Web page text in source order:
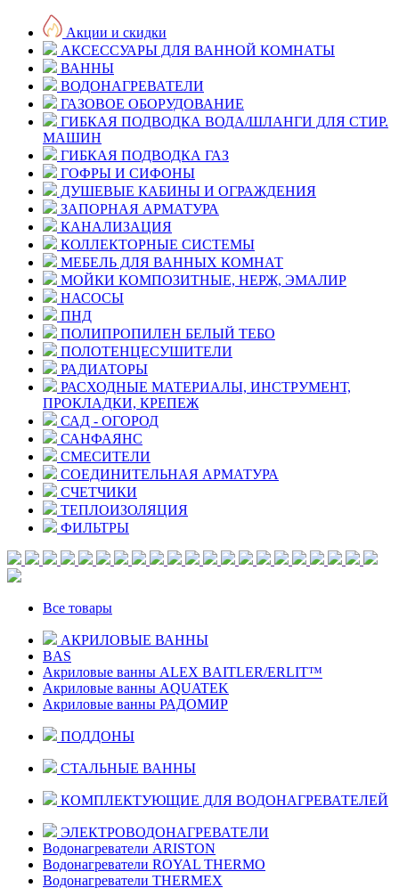
Акции и скидки
АКСЕССУАРЫ ДЛЯ ВАННОЙ КОМНАТЫ
ВАННЫ
ВОДОНАГРЕВАТЕЛИ
ГАЗОВОЕ ОБОРУДОВАНИЕ
ГИБКАЯ ПОДВОДКА ВОДА/ШЛАНГИ ДЛЯ СТИР.
МАШИН
ГИБКАЯ ПОДВОДКА ГАЗ
ГОФРЫ И СИФОНЫ
ДУШЕВЫЕ КАБИНЫ И ОГРАЖДЕНИЯ
ЗАПОРНАЯ АРМАТУРА
КАНАЛИЗАЦИЯ
КОЛЛЕКТОРНЫЕ СИСТЕМЫ
МЕБЕЛЬ ДЛЯ ВАННЫХ КОМНАТ
МОЙКИ КОМПОЗИТНЫЕ, НЕРЖ, ЭМАЛИР
НАСОСЫ
ПНД
ПОЛИПРОПИЛЕН БЕЛЫЙ ТЕБО
ПОЛОТЕНЦЕСУШИТЕЛИ
РАДИАТОРЫ
РАСХОДНЫЕ МАТЕРИАЛЫ, ИНСТРУМЕНТ,
ПРОКЛАДКИ, КРЕПЕЖ
САД - ОГОРОД
САНФАЯНС
СМЕСИТЕЛИ
СОЕДИНИТЕЛЬНАЯ АРМАТУРА
СЧЕТЧИКИ
ТЕПЛОИЗОЛЯЦИЯ
ФИЛЬТРЫ
Все товары
АКРИЛОВЫЕ ВАННЫ
BAS
Акриловые ванны ALEX BAITLER/ERLIT™
Акриловые ванны AQUATEK
Акриловые ванны РАДОМИР
ПОДДОНЫ
СТАЛЬНЫЕ ВАННЫ
КОМПЛЕКТУЮЩИЕ ДЛЯ ВОДОНАГРЕВАТЕЛЕЙ
ЭЛЕКТРОВОДОНАГРЕВАТЕЛИ
Водонагреватели ARISTON
Водонагреватели ROYAL THERMO
Водонагреватели THERMEX